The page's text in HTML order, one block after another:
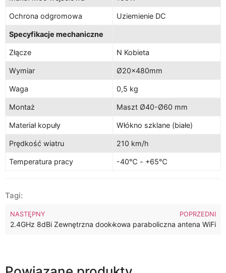
Ochrona odgromowa Uziemienie DC
Specyfikacje mechaniczne
Złącze N Kobieta
Wymiar Ø20×480mm
Waga 0,5 kg
Montaż Maszt Ø40-Ø60 mm
Materiał kopuły Włókno szklane (białe)
Prędkość wiatru 210 km/h
Temperatura pracy -40℃ - +65℃
Tagi:
POPRZEDNI
5.8GHz 23dBi Kierunkowa siatkowa paraboliczna antena WiFi
NASTĘPNY
2.4GHz 8dBi Zewnętrzna dookólna antena WiFi dalekiego